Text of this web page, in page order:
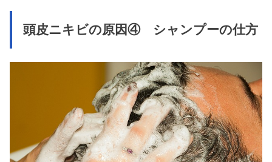
頭皮ニキビの原因④ シャンプーの仕方